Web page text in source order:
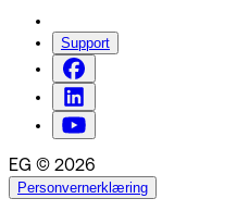
Support
EG © 2026
Personvernerklæring